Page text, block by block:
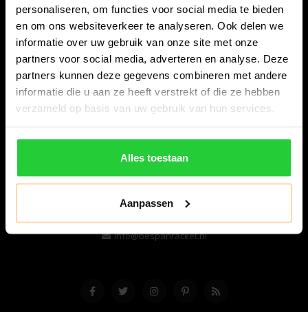
personaliseren, om functies voor social media te bieden
en om ons websiteverkeer te analyseren. Ook delen we
informatie over uw gebruik van onze site met onze
partners voor social media, adverteren en analyse. Deze
partners kunnen deze gegevens combineren met andere
informatie die u aan ze heeft verstrekt of die ze hebben
verzameld op basis van uw gebruik van hun services.
Alles toestaan
Aanpassen
Bespanracket.nl is dé racketspecialist van Lelystad en
omstreken.
Snijdersstraat 6
8224 AA Lelystad
Nederland
06-57276080
info@bespanracket.nl